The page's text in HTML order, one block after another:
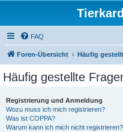
FAQ
Foren-Übersicht Häufig
Häufig gestellte
Registrierung und Anmeldung
Wozu muss ich mich registrieren?
Was ist COPPA?
Warum kann ich mich nicht registrieren?